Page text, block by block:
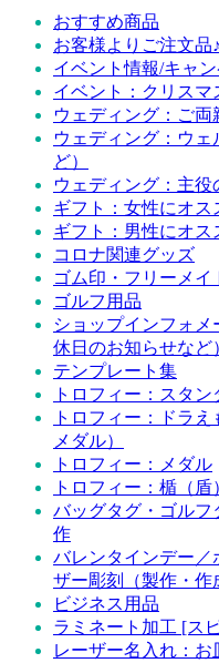
おすすめ商品
お客様よりご注文品♪
イベント情報/キャ
イベント：クリスマ
ウェディング：ご
ウェディング：ウ
ど）
ウェディング：主
ギフト：女性にオ
ギフト：男性にオ
コロナ関連グッズ
ゴム印・フリーメイ
ゴルフ用品
ショップインフォ
休日のお知らせなど
テンプレート集
トロフィー：スタン
トロフィー：ドラ
メダル）
トロフィー：メダル
トロフィー：楯（盾
バッグタグ・ゴルフ
作
バレンタインデー
ザー彫刻（製作・作
ビジネス用品
ラミネート加工 [ス
レーザー名入れ：お